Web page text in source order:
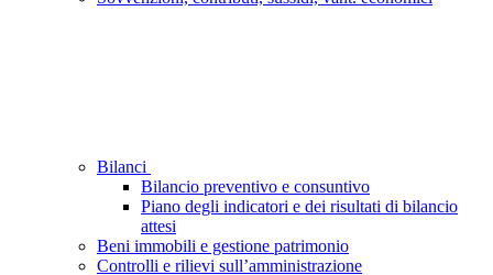
Bilanci
Bilancio preventivo e consuntivo
Piano degli indicatori e dei risultati di bilancio
attesi
Beni immobili e gestione patrimonio
Controlli e rilievi sull’amministrazione